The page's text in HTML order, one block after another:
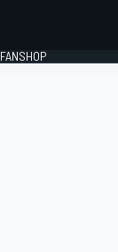
FANSHOP